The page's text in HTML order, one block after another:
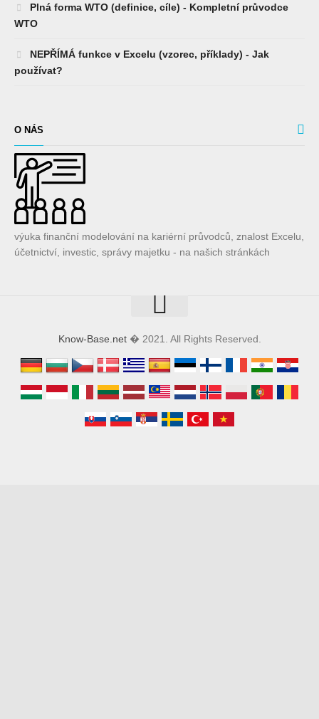
Plná forma WTO (definice, cíle) - Kompletní průvodce
WTO
NEPŘÍMÁ funkce v Excelu (vzorec, příklady) - Jak
používat?
O NÁS
výuka finanční modelování na kariérní průvodců, znalost Excelu,
účetnictví, investic, správy majetku - na našich stránkách
Know-Base.net� 2021. All Rights Reserved.